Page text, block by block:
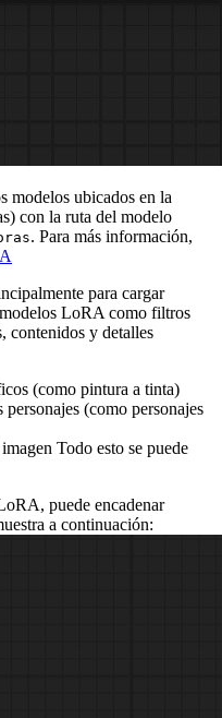
modelos ubicados en la
con la ruta del modelo
. Para más información,
para cargar
LoRA como filtros
contenidos y detalles
(como pintura a tinta)
(como personajes
Todo esto se puede
puede encadenar
a continuación: